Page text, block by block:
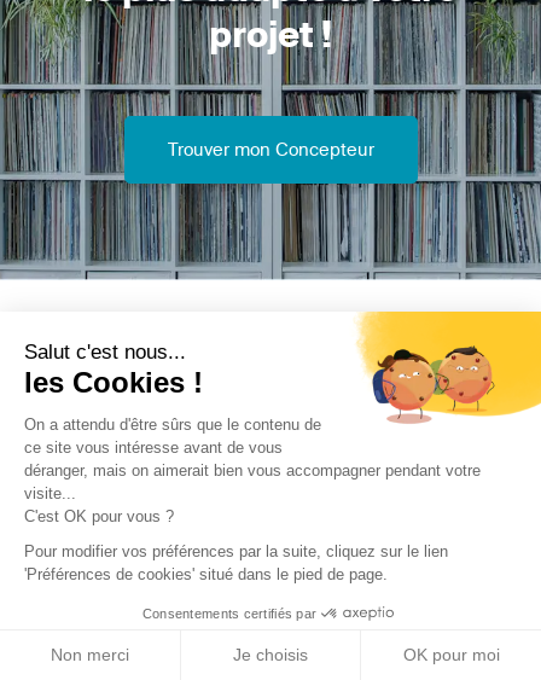
Salut c'est nous...
les Cookies !
On a attendu d'être sûrs que le contenu de
ce site vous intéresse avant de vous
déranger, mais on aimerait bien vous accompagner pendant votre
visite...
C'est OK pour vous ?
Pour modifier vos préférences par la suite, cliquez sur le lien
'Préférences de cookies' situé dans le pied de page.
Consentements certifiés par
Non merci Je choisis OK pour moi
projet !
Trouver mon Concepteur
Trouver une réalisation Bureaux
078 / PARIS
- Chomel
Archidvisor
Presse